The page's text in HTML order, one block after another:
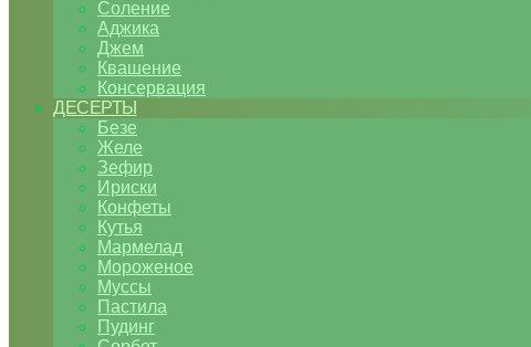
Соление
Аджика
Джем
Квашение
Консервация
ДЕСЕРТЫ
Безе
Желе
Зефир
Ириски
Конфеты
Кутья
Мармелад
Мороженое
Муссы
Пастила
Пудинг